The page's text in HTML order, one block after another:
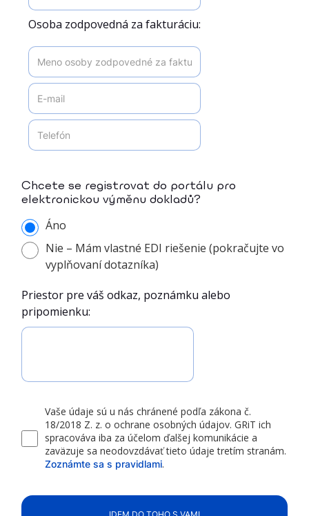
Osoba zodpovedná za fakturáciu:
Chcete se registrovat do portálu pro
elektronickou výměnu dokladů?
Áno
Nie – Mám vlastné EDI riešenie (pokračujte vo
vyplňovaní dotazníka)
Priestor pre váš odkaz, poznámku alebo
pripomienku:
Vaše údaje sú u nás chránené podľa zákona č.
18/2018 Z. z. o ochrane osobných údajov. GRiT ich
spracováva iba za účelom ďalšej komunikácie a
zaväzuje sa neodovzdávať tieto údaje tretím stranám.
Zoznámte sa s pravidlami.